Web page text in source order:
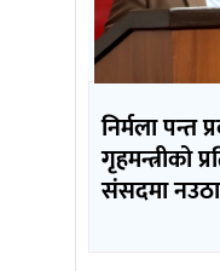
निर्मला पन्त
गृहमन्त्रीको
संसदमा